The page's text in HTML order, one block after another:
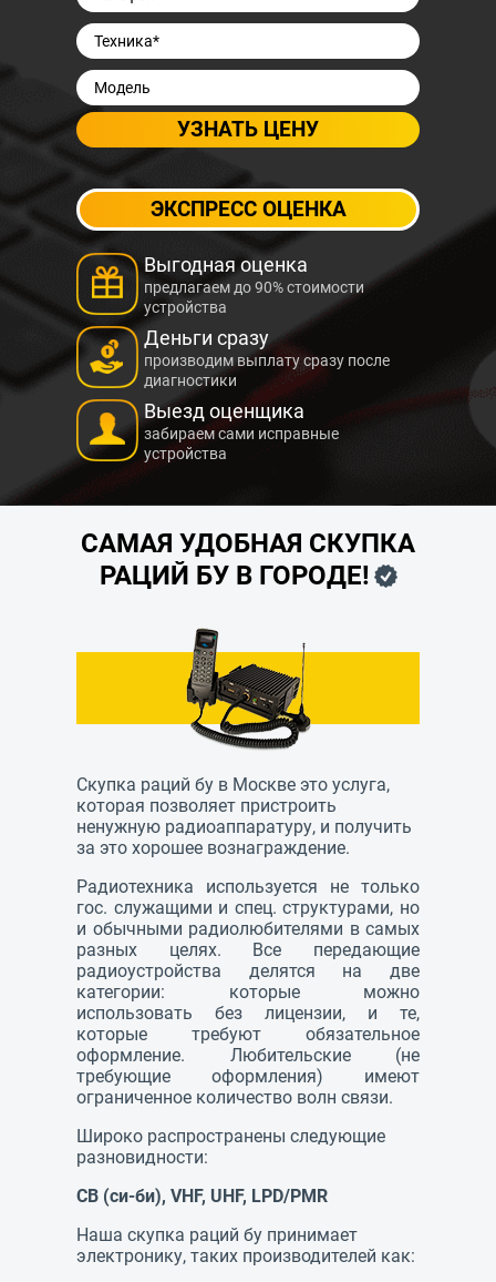
ЭКСПРЕСС ОЦЕНКА
Выгодная оценка
предлагаем до 90% стоимости
устройства
Деньги сразу
производим выплату сразу после
диагностики
Выезд оценщика
забираем сами исправные
устройства
САМАЯ УДОБНАЯ СКУПКА
РАЦИЙ БУ В ГОРОДЕ!
Скупка раций бу в Москве это услуга,
которая позволяет пристроить
ненужную радиоаппаратуру, и получить
за это хорошее вознаграждение.
Радиотехника используется не только
гос. служащими и спец. структурами, но
и обычными радиолюбителями в самых
разных целях. Все передающие
радиоустройства делятся на две
категории: которые можно
использовать без лицензии, и те,
которые требуют обязательное
оформление. Любительские (не
требующие оформления) имеют
ограниченное количество волн связи.
Широко распространены следующие
разновидности:
CB (си-би), VHF, UHF, LPD/PMR
Наша скупка раций бу принимает
электронику, таких производителей как: